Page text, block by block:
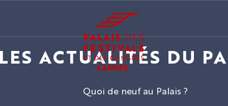
ACTUALITÉS DU
Quoi de neuf au Palais ?